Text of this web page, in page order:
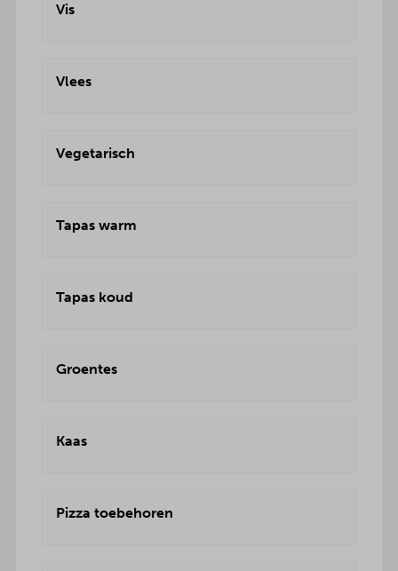
Vis
Vlees
Vegetarisch
Tapas warm
Tapas koud
Groentes
Kaas
Pizza toebehoren